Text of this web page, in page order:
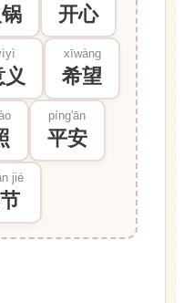
开心
义
xīwàng
希望
píng'ān
平安
jié